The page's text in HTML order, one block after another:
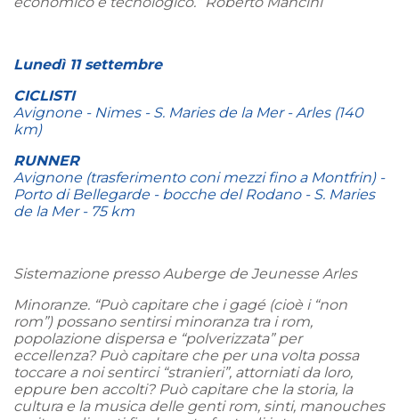
Lunedì 11 settembre
CICLISTI
Avignone - Nimes - S. Maries de la Mer - Arles (140
km)
RUNNER
Avignone (trasferimento coni mezzi fino a Montfrin) -
Porto di Bellegarde - bocche del Rodano - S. Maries
de la Mer - 75 km
Sistemazione presso Auberge de Jeunesse Arles
Minoranze. “Può capitare che i gagé (cioè i “non
rom”) possano sentirsi minoranza tra i rom,
popolazione dispersa e “polverizzata” per
eccellenza? Può capitare che per una volta possa
toccare a noi sentirci “stranieri”, attorniati da loro,
eppure ben accolti? Può capitare che la storia, la
cultura e la musica delle genti rom, sinti, manouches